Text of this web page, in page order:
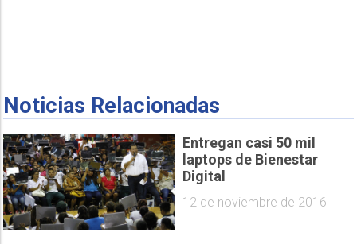
Noticias Relacionadas
Entregan casi 50 mil
laptops de Bienestar
Digital
12 de noviembre de 2016